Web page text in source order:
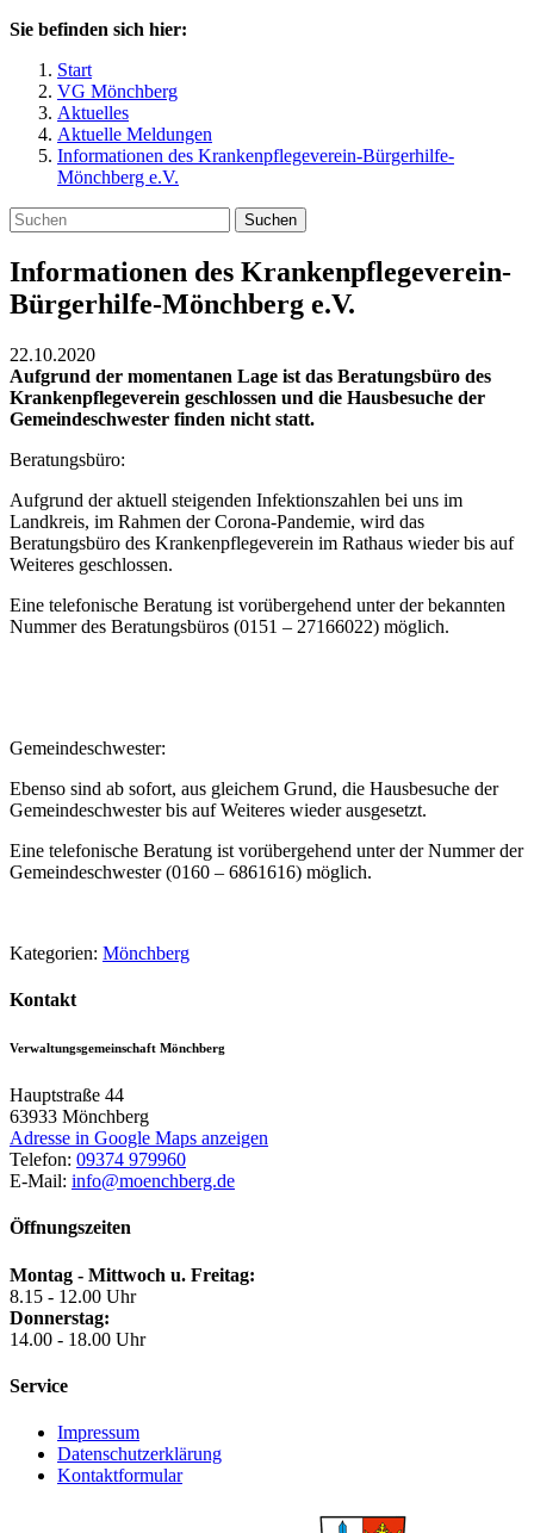
Sie befinden sich hier:
Start
VG Mönchberg
Aktuelles
Aktuelle Meldungen
Informationen des Krankenpflegeverein-Bürgerhilfe-
Mönchberg e.V.
Suchen
Informationen des Krankenpflegeverein-
Bürgerhilfe-Mönchberg e.V.
22.10.2020
Aufgrund der momentanen Lage ist das Beratungsbüro des
Krankenpflegeverein geschlossen und die Hausbesuche der
Gemeindeschwester finden nicht statt.
Beratungsbüro:
Aufgrund der aktuell steigenden Infektionszahlen bei uns im
Landkreis, im Rahmen der Corona-Pandemie, wird das
Beratungsbüro des Krankenpflegeverein im Rathaus wieder bis auf
Weiteres geschlossen.
Eine telefonische Beratung ist vorübergehend unter der bekannten
Nummer des Beratungsbüros (0151 – 27166022) möglich.
Gemeindeschwester:
Ebenso sind ab sofort, aus gleichem Grund, die Hausbesuche der
Gemeindeschwester bis auf Weiteres wieder ausgesetzt.
Eine telefonische Beratung ist vorübergehend unter der Nummer der
Gemeindeschwester (0160 – 6861616) möglich.
Kategorien: Mönchberg
Kontakt
Verwaltungsgemeinschaft Mönchberg
Hauptstraße 44
63933 Mönchberg
Adresse in Google Maps anzeigen
Telefon: 09374 979960
E-Mail: info@moenchberg.de
Öffnungszeiten
Montag - Mittwoch u. Freitag:
8.15 - 12.00 Uhr
Donnerstag:
14.00 - 18.00 Uhr
Service
Impressum
Datenschutzerklärung
Kontaktformular